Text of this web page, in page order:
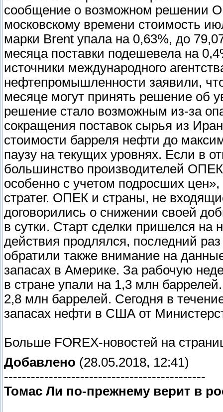
сообщение о возможном решении
московскому времени стоимость
марки Brent упала на 0,63%, до
месяца поставки подешевела на
источники международного
нефтепромышленности заявили,
месяце могут принять решение об
решение стало возможным из-за
сокращения поставок сырья из
стоимости барреля нефти до
паузу на текущих уровнях. Если в
большинство производителей
особенно с учетом подросших
стратег. ОПЕК и страны, не
договорились о снижении своей
в сутки. Старт сделки пришелся на
действия продлялся, последний
обратили также внимание на
запасах в Америке. За рабочую
в стране упали на 1,3 млн
2,8 млн баррелей. Сегодня в
запасах нефти в США от
Больше FOREX-новостей на
Добавлено (28.05.2018, 12:41)
---------------------------------------------
Томас Ли по-прежнему верит в